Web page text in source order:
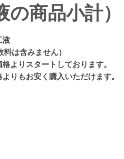
商品小計）
液
は含みません）
よりスタートしております。
りもお安く購入いただけます。